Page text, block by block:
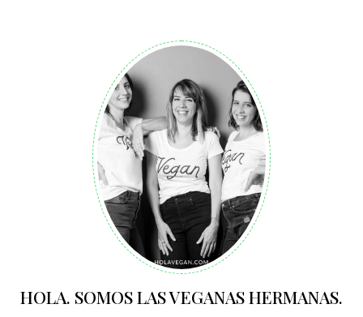
HOLA. SOMOS LAS VEGANAS HERMANAS.